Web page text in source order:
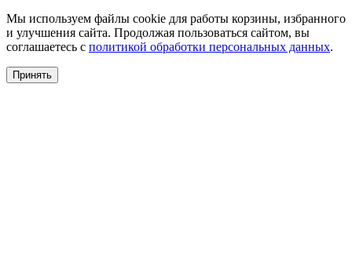
Мы используем файлы cookie для работы корзины, избранного
и улучшения сайта. Продолжая пользоваться сайтом, вы
соглашаетесь с политикой обработки персональных данных.
Принять